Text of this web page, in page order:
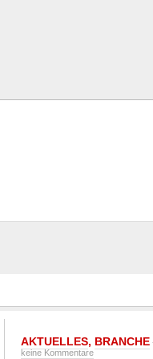
AKTUELLES, BRANCHE
keine Kommentare